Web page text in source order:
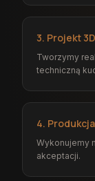
3. Projekt 3D
Tworzymy
techniczną
4. Produkcja
Wykonujemy
akceptacji.